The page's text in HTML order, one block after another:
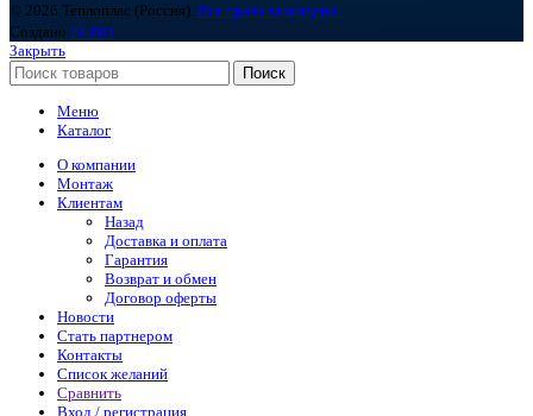
© 2026 Теплоплас (Россия). Все права защищены.
Создано BOND
Закрыть
Поиск
Меню
Каталог
О компании
Монтаж
Клиентам
Назад
Доставка и оплата
Гарантия
Возврат и обмен
Договор оферты
Новости
Стать партнером
Контакты
Список желаний
Сравнить
Вход / регистрация